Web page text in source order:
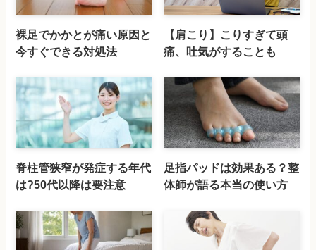
裸足でかかとが痛い原因と
今すぐできる対処法
【肩こり】こりすぎて頭
痛、吐気がすることも
脊柱管狭窄が発症する年代
は?50代以降は要注意
足指パッドは効果ある？整
体師が語る本当の使い方